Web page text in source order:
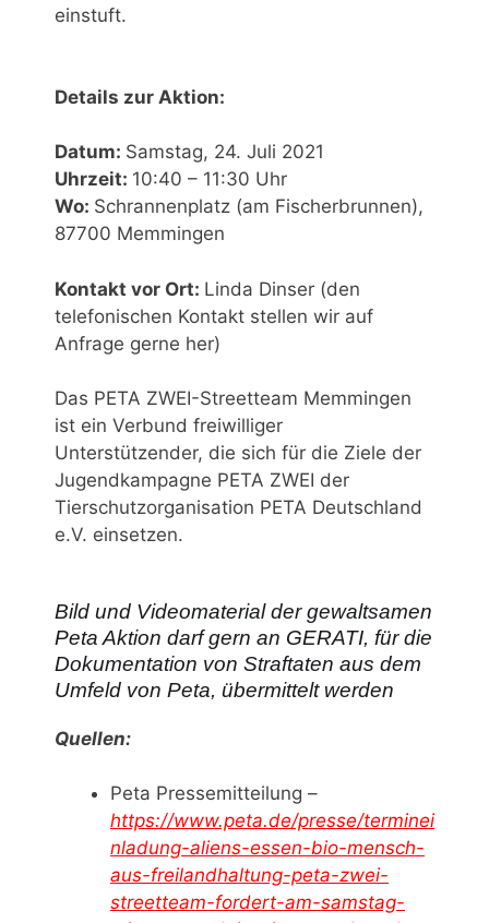
einstuft.
Details zur Aktion:
Datum: Samstag, 24. Juli 2021
Uhrzeit: 10:40 – 11:30 Uhr
Wo: Schrannenplatz (am Fischerbrunnen),
87700 Memmingen
Kontakt vor Ort: Linda Dinser (den
telefonischen Kontakt stellen wir auf
Anfrage gerne her)
Das PETA ZWEI-Streetteam Memmingen
ist ein Verbund freiwilliger
Unterstützender, die sich für die Ziele der
Jugendkampagne PETA ZWEI der
Tierschutzorganisation PETA Deutschland
e.V. einsetzen.
Bild und Videomaterial der gewaltsamen
Peta Aktion darf gern an GERATI, für die
Dokumentation von Straftaten aus dem
Umfeld von Peta, übermittelt werden
Quellen:
Peta Pressemitteilung –
https://www.peta.de/presse/terminei
nladung-aliens-essen-bio-mensch-
aus-freilandhaltung-peta-zwei-
streetteam-fordert-am-samstag-